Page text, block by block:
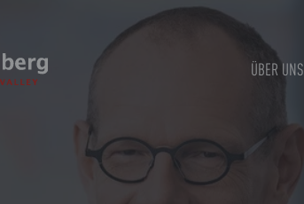
ÜBER UNS